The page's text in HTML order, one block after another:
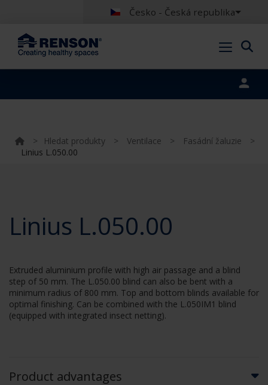
Česko - Česká republika
> Hledat produkty > Ventilace > Fasádní žaluzie
>
Linius L.050.00
Linius L.050.00
Extruded aluminium profile with high air passage and a blind
step of 50 mm. The L.050.00 blind can also be bent with a
minimum radius of 800 mm. Top and bottom blinds available for
optimal finishing. Can be combined with the L.050IM1 blind
(equipped with integrated insect netting).
Product advantages